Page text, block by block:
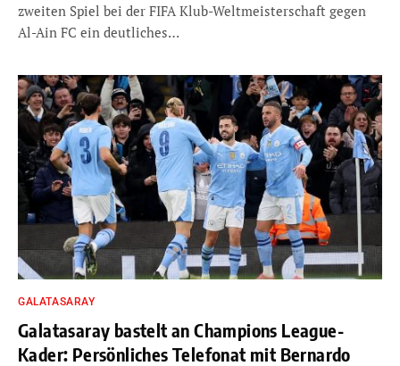
zweiten Spiel bei der FIFA Klub-Weltmeisterschaft gegen
Al-Ain FC ein deutliches…
GALATASARAY
Galatasaray bastelt an Champions League-
Kader: Persönliches Telefonat mit Bernardo